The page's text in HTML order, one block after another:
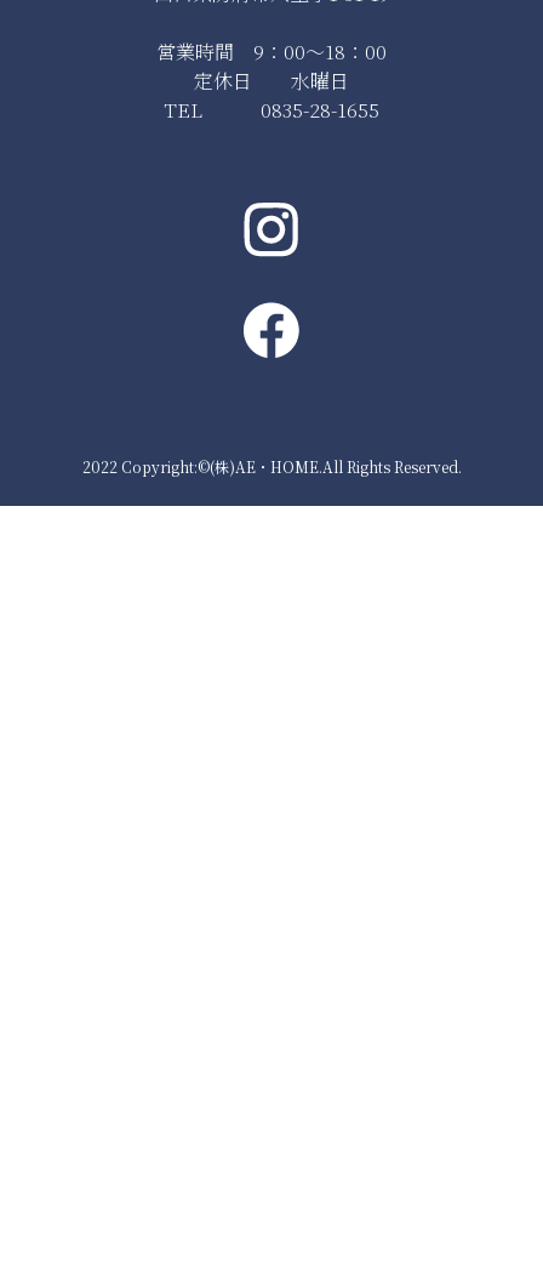
営業時間 9：00～18：00
定休日 水曜日
TEL 0835-28-1655
2022 Copyright:©(株)AE・HOME.All Rights Reserved.